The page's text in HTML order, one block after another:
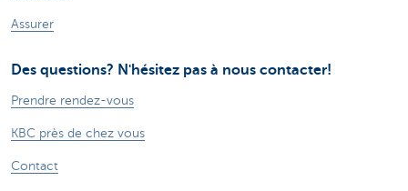
Assurer
Des questions? N'hésitez pas à nous contacter!
Prendre rendez-vous
KBC près de chez vous
Contact